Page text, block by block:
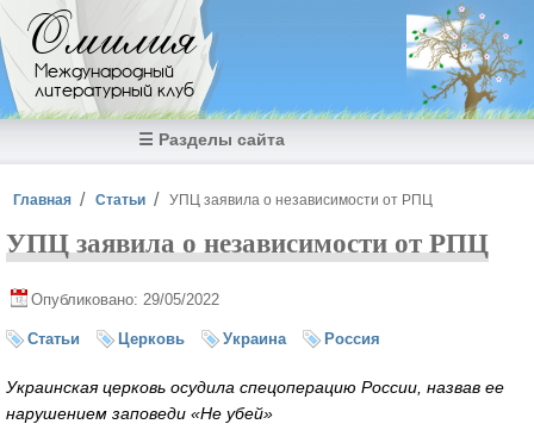
Перейти к основному содержанию
Омилия
Международный
литературный клуб
☰ Разделы сайта
Вы здесь
Главная Статьи УПЦ заявила о независимости от РПЦ
УПЦ заявила о независимости от РПЦ
Опубликовано: 29/05/2022
Статьи Церковь Украина Россия
Украинская церковь осудила спецоперацию России, назвав ее
нарушением заповеди «Не убей»